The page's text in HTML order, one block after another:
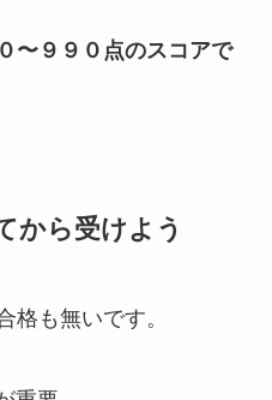
〜９９０点のスコアで
から受けよう
格も無いです。